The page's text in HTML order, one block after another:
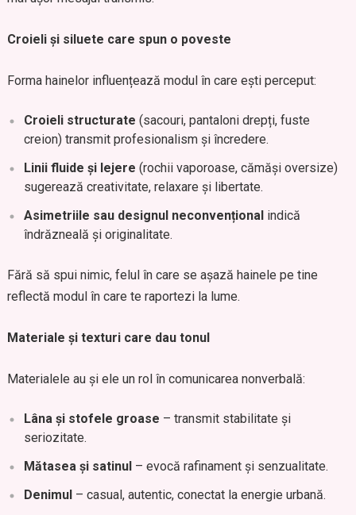
Croieli și siluete care spun o poveste
Forma hainelor influențează modul în care ești perceput:
Croieli structurate (sacouri, pantaloni drepți, fuste
creion) transmit profesionalism și încredere.
Linii fluide și lejere (rochii vaporoase, cămăși oversize)
sugerează creativitate, relaxare și libertate.
Asimetriile sau designul neconvenționalindică
îndrăzneală și originalitate.
Fără să spui nimic, felul în care se așază hainele pe tine
reflectă modul în care te raportezi la lume.
Materiale și texturi care dau tonul
Materialele au și ele un rol în comunicarea nonverbală:
Lâna și stofele groase – transmit stabilitate și
seriozitate.
Mătasea și satinul– evocă rafinament și senzualitate.
Denimul– casual, autentic, conectat la energie urbană.